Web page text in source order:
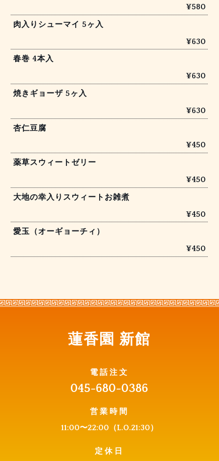
¥580
肉入りシューマイ 5ヶ入
¥630
春巻 4本入
¥630
焼きギョーザ 5ヶ入
¥630
杏仁豆腐
¥450
薬草スウィートゼリー
¥450
大地の幸入りスウィートお雑煮
¥450
愛玉（オーギョーチィ）
¥450
蓮香園 新館
電話注文
045-680-0386
営業時間
11:00〜22:00（L.O.21:30）
定休日